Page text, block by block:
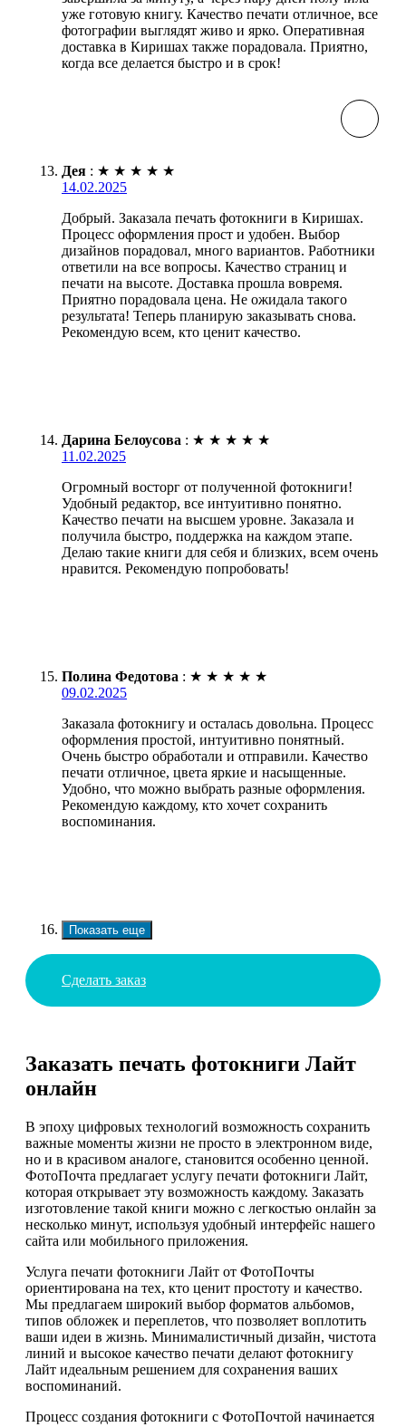
уже готовую книгу. Качество печати отличное, все
фотографии выглядят живо и ярко. Оперативная
доставка в Киришах также порадовала. Приятно,
когда все делается быстро и в срок!
Дея : ★ ★ ★ ★ ★
14.02.2025
Добрый. Заказала печать фотокниги в Киришах.
Процесс оформления прост и удобен. Выбор
дизайнов порадовал, много вариантов. Работники
ответили на все вопросы. Качество страниц и
печати на высоте. Доставка прошла вовремя.
Приятно порадовала цена. Не ожидала такого
результата! Теперь планирую заказывать снова.
Рекомендую всем, кто ценит качество.
Дарина Белоусова : ★ ★ ★ ★ ★
11.02.2025
Огромный восторг от полученной фотокниги!
Удобный редактор, все интуитивно понятно.
Качество печати на высшем уровне. Заказала и
получила быстро, поддержка на каждом этапе.
Делаю такие книги для себя и близких, всем очень
нравится. Рекомендую попробовать!
Полина Федотова : ★ ★ ★ ★ ★
09.02.2025
Заказала фотокнигу и осталась довольна. Процесс
оформления простой, интуитивно понятный.
Очень быстро обработали и отправили. Качество
печати отличное, цвета яркие и насыщенные.
Удобно, что можно выбрать разные оформления.
Рекомендую каждому, кто хочет сохранить
воспоминания.
Показать еще
Сделать заказ
Заказать печать фотокниги Лайт
онлайн
В эпоху цифровых технологий возможность сохранить
важные моменты жизни не просто в электронном виде,
но и в красивом аналоге, становится особенно ценной.
ФотоПочта предлагает услугу печати фотокниги Лайт,
которая открывает эту возможность каждому. Заказать
изготовление такой книги можно с легкостью онлайн за
несколько минут, используя удобный интерфейс нашего
сайта или мобильного приложения.
Услуга печати фотокниги Лайт от ФотоПочты
ориентирована на тех, кто ценит простоту и качество.
Мы предлагаем широкий выбор форматов альбомов,
типов обложек и переплетов, что позволяет воплотить
ваши идеи в жизнь. Минималистичный дизайн, чистота
линий и высокое качество печати делают фотокнигу
Лайт идеальным решением для сохранения ваших
воспоминаний.
Процесс создания фотокниги с ФотоПочтой начинается